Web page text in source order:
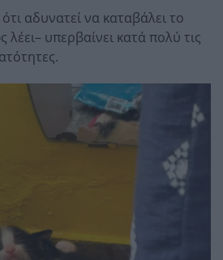
αδυνατεί να καταβάλει το
υπερβαίνει κατά πολύ τις